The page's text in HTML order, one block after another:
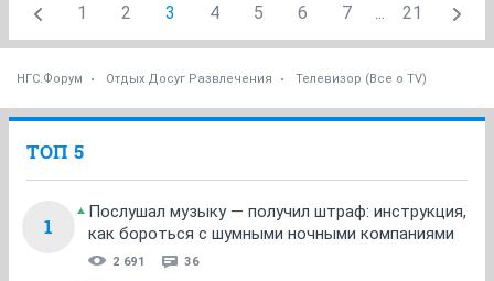
1 2 3 4 5 6 7 ... 21
НГС.Форум Отдых Досуг Развлечения Телевизор (Все о TV)
ТОП 5
1
Послушал музыку — получил штраф: инструкция,
как бороться с шумными ночными компаниями
2 691 36